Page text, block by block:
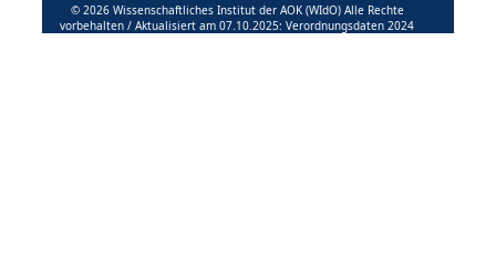
© 2026 Wissenschaftliches Institut der AOK (WIdO) Alle Rechte
vorbehalten / Aktualisiert am 07.10.2025: Verordnungsdaten 2024